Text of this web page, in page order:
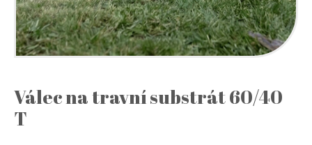
Válec na travní substrát 60/40
T